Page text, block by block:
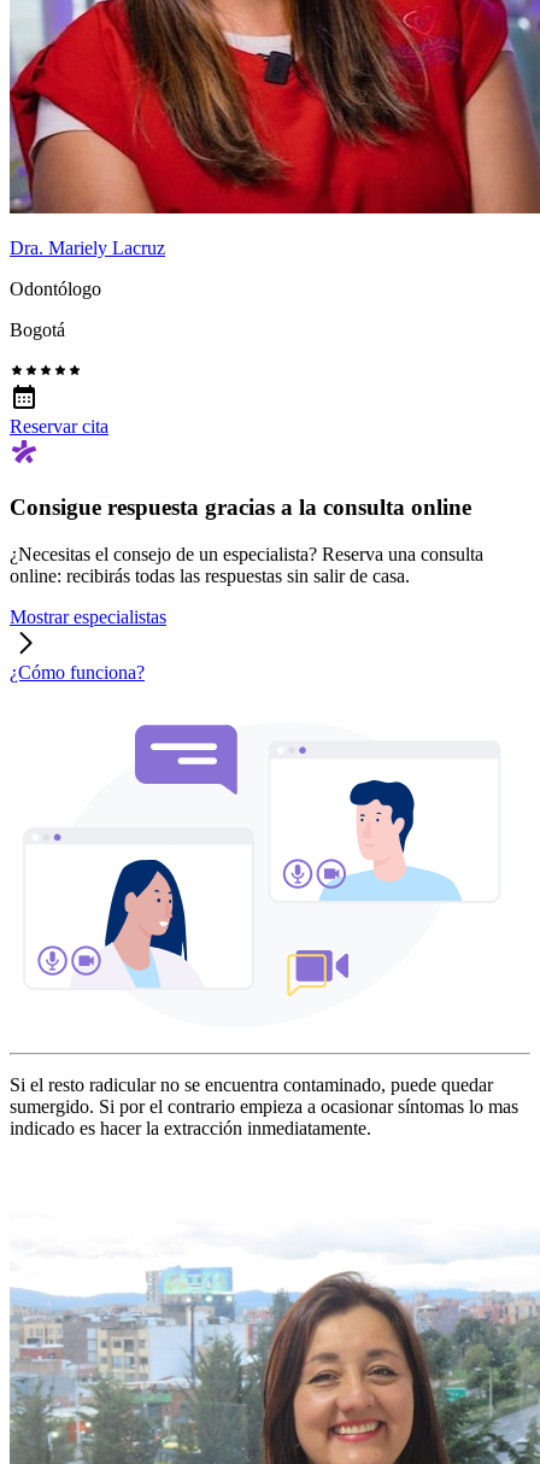
Dra. Mariely Lacruz
Odontólogo
Bogotá
Reservar cita
Consigue respuesta gracias a la consulta online
¿Necesitas el consejo de un especialista? Reserva una consulta
online: recibirás todas las respuestas sin salir de casa.
Mostrar especialistas
¿Cómo funciona?
Si el resto radicular no se encuentra contaminado, puede quedar
sumergido. Si por el contrario empieza a ocasionar síntomas lo mas
indicado es hacer la extracción inmediatamente.